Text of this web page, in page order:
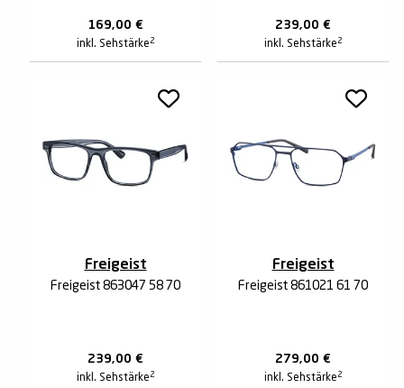
169,00 €
inkl. Sehstärke 2
239,00 €
inkl. Sehstärke 2
Freigeist
Freigeist 863047 58 70
239,00 €
inkl. Sehstärke 2
Freigeist
Freigeist 861021 61 70
279,00 €
inkl. Sehstärke 2